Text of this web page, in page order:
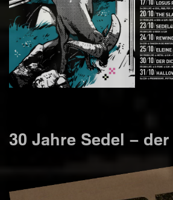
30 Jahre Sedel –